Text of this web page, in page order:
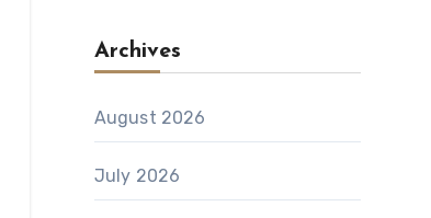
Archives
August 2026
July 2026